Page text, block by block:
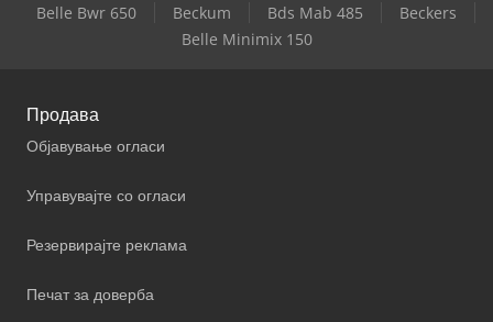
Belle Bwr 650
Beckum Bds Mab 485
Beckers
Belle Minimix 150
Продава
Објавување огласи
Управувајте со огласи
Резервирајте реклама
Печат за доверба